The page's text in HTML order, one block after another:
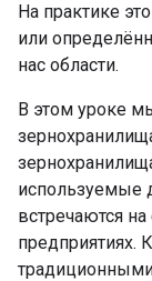
На практике
или
нас области.
В этом уроке
используемые
встречаются
предприятиях.